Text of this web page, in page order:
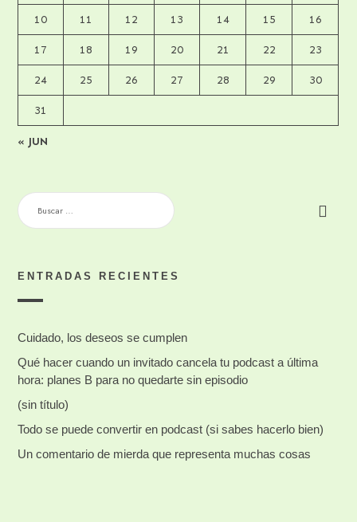
10 11 12 13 14 15 16
17 18 19 20 21 22 23
24 25 26 27 28 29 30
31
« JUN
BUSCAR:
ENTRADAS RECIENTES
Cuidado, los deseos se cumplen
Qué hacer cuando un invitado cancela tu podcast a última
hora: planes B para no quedarte sin episodio
(sin título)
Todo se puede convertir en podcast (si sabes hacerlo bien)
Un comentario de mierda que representa muchas cosas